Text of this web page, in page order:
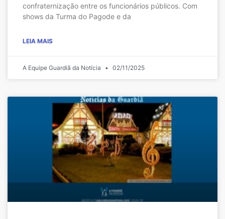
confraternização entre os funcionários públicos. Com
shows da Turma do Pagode e da
LEIA MAIS
A Equipe Guardiã da Notícia 02/11/2025